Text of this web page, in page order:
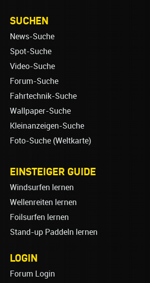
SUCHEN
News-Suche
Spot-Suche
Video-Suche
Forum-Suche
Fahrtechnik-Suche
Wallpaper-Suche
Kleinanzeigen-Suche
Foto-Suche (Weltkarte)
EINSTEIGER GUIDE
Windsurfen lernen
Wellenreiten lernen
Foilsurfen lernen
Stand-up Paddeln lernen
LOGIN
Forum Login